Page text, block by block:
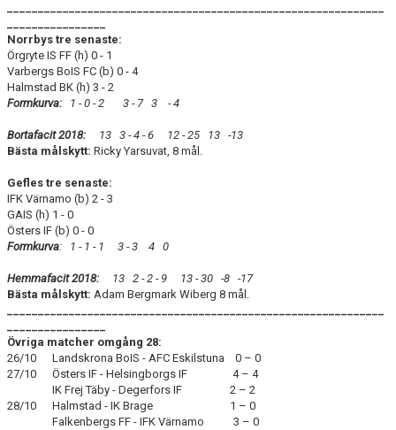
_____________________________________________________________
________________
Norrbys tre senaste:
Örgryte IS FF (h) 0 - 1
Varbergs BoIS FC (b) 0 - 4
Halmstad BK (h) 3 - 2
Formkurva: 1 - 0 - 2 3 - 7 3 - 4
Bortafacit 2018: 13 3 - 4 - 6 12 - 25 13 -13
Bästa målskytt: Ricky Yarsuvat, 8 mål.
Gefles tre senaste:
IFK Värnamo (b) 2 - 3
GAIS (h) 1 - 0
Östers IF (b) 0 - 0
Formkurva: 1 - 1 - 1 3 - 3 4 0
Hemmafacit 2018: 13 2 - 2 - 9 13 - 30 -8 -17
Bästa målskytt: Adam Bergmark Wiberg 8 mål.
_____________________________________________________________
________________
Övriga matcher omgång 28:
26/10 Landskrona BoIS - AFC Eskilstuna 0 – 0
27/10 Östers IF - Helsingborgs IF 4 – 4
IK Frej Täby - Degerfors IF 2 – 2
28/10 Halmstad - IK Brage 1 – 0
Falkenbergs FF - IFK Värnamo 3 – 0